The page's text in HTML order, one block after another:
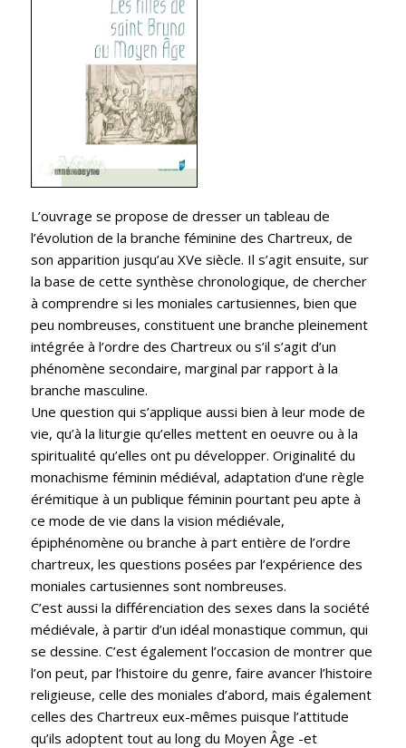
L’ouvrage se propose de dresser un tableau de
l’évolution de la branche féminine des Chartreux, de
son apparition jusqu’au XVe siècle. Il s’agit ensuite, sur
la base de cette synthèse chronologique, de chercher
à comprendre si les moniales cartusiennes, bien que
peu nombreuses, constituent une branche pleinement
intégrée à l’ordre des Chartreux ou s’il s’agit d’un
phénomène secondaire, marginal par rapport à la
branche masculine.
Une question qui s’applique aussi bien à leur mode de
vie, qu’à la liturgie qu’elles mettent en oeuvre ou à la
spiritualité qu’elles ont pu développer. Originalité du
monachisme féminin médiéval, adaptation d’une règle
érémitique à un publique féminin pourtant peu apte à
ce mode de vie dans la vision médiévale,
épiphénomène ou branche à part entière de l’ordre
chartreux, les questions posées par l’expérience des
moniales cartusiennes sont nombreuses.
C’est aussi la différenciation des sexes dans la société
médiévale, à partir d’un idéal monastique commun, qui
se dessine. C’est également l’occasion de montrer que
l’on peut, par l’histoire du genre, faire avancer l’histoire
religieuse, celle des moniales d’abord, mais également
celles des Chartreux eux-mêmes puisque l’attitude
qu’ils adoptent tout au long du Moyen Âge -et